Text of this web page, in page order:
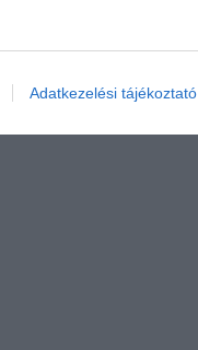
Adatkezelési tájékoztató